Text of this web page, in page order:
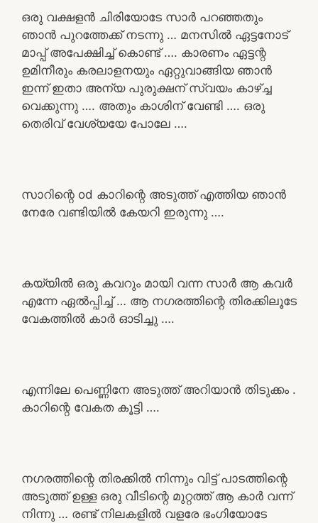
ഒരു വക്ഷളൻ ചിരിയോടേ സാർ പറഞ്ഞതും
ഞാൻ പുറത്തേക്ക് നടന്നു … മനസിൽ ഏട്ടനോട്
മാപ്പ് അപേക്ഷിച്ച് കൊണ്ട് …. കാരണം ഏട്ടന്റ
ഉമിനീരും കരലാളനയും ഏറ്റുവാങ്ങിയ ഞാൻ
ഇന്ന് ഇതാ അന്യ പുരുക്ഷന് സ്വയം കാഴ്ച്ച
വെക്കുന്നു …. അതും കാശിന് വേണ്ടി …. ഒരു
തെരിവ് വേശ്യയേ പോലേ ….
സാറിന്റെ od കാറിന്റെ അടുത്ത് എത്തിയ ഞാൻ
നേരേ വണ്ടിയിൽ കേയറി ഇരുന്നു ….
കയ്യിൽ ഒരു കവറും മായി വന്ന സാർ ആ കവർ
എന്നേ ഏൽപ്പിച്ച് … ആ നഗരത്തിന്റെ തിരക്കിലൂടേ
വേകത്തിൽ കാർ ഓടിച്ചു ….
എന്നിലേ പെണ്ണിനേ അടുത്ത് അറിയാൻ തിടുക്കം .
കാറിന്റെ വേകത കൂട്ടി ….
നഗരത്തിന്റെ തിരക്കിൽ നിന്നും വിട്ട് പാടത്തിന്റെ
അടുത്ത് ഉള്ള ഒരു വീടിന്റെ മുറ്റത്ത് ആ കാർ വന്ന്
നിന്നു … രണ്ട് നിലകളിൽ വളരേ ഭംഗിയോടേ